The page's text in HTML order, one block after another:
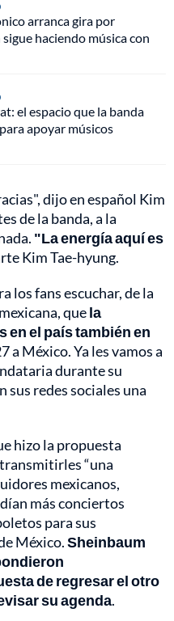
arranca gira por
haciendo música con
el espacio que la banda
apoyar músicos
dijo en español Kim
de la banda, a la
"La energía aquí es
Kim Tae-hyung.
los fans escuchar, de la
quela
el país también en
a México. Ya les vamos a
durante su
sus redes sociales una
hizo la propuesta
“una
mexicanos,
más conciertos
para sus
México.Sheinbaum
de regresar el otro
su agenda.